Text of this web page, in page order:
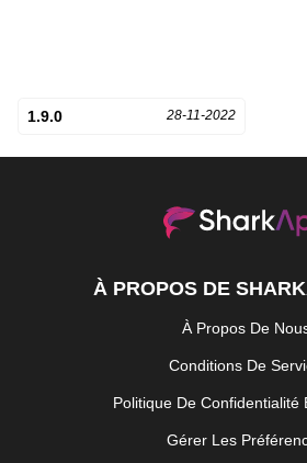
1.9.0 28-11-2022
À PROPOS DE
À Propos De
Conditions De
Politique De Confidentialité
Gérer Les